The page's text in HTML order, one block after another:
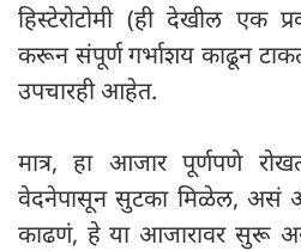
हिस्टेरोटोमी (ही देखील एक
करून संपूर्ण गर्भाशय काढून
उपचारही आहेत.
मात्र, हा आजार पूर्णपणे
वेदनेपासून सुटका मिळेल, असं
काढणं, हे या आजारावर सुरू